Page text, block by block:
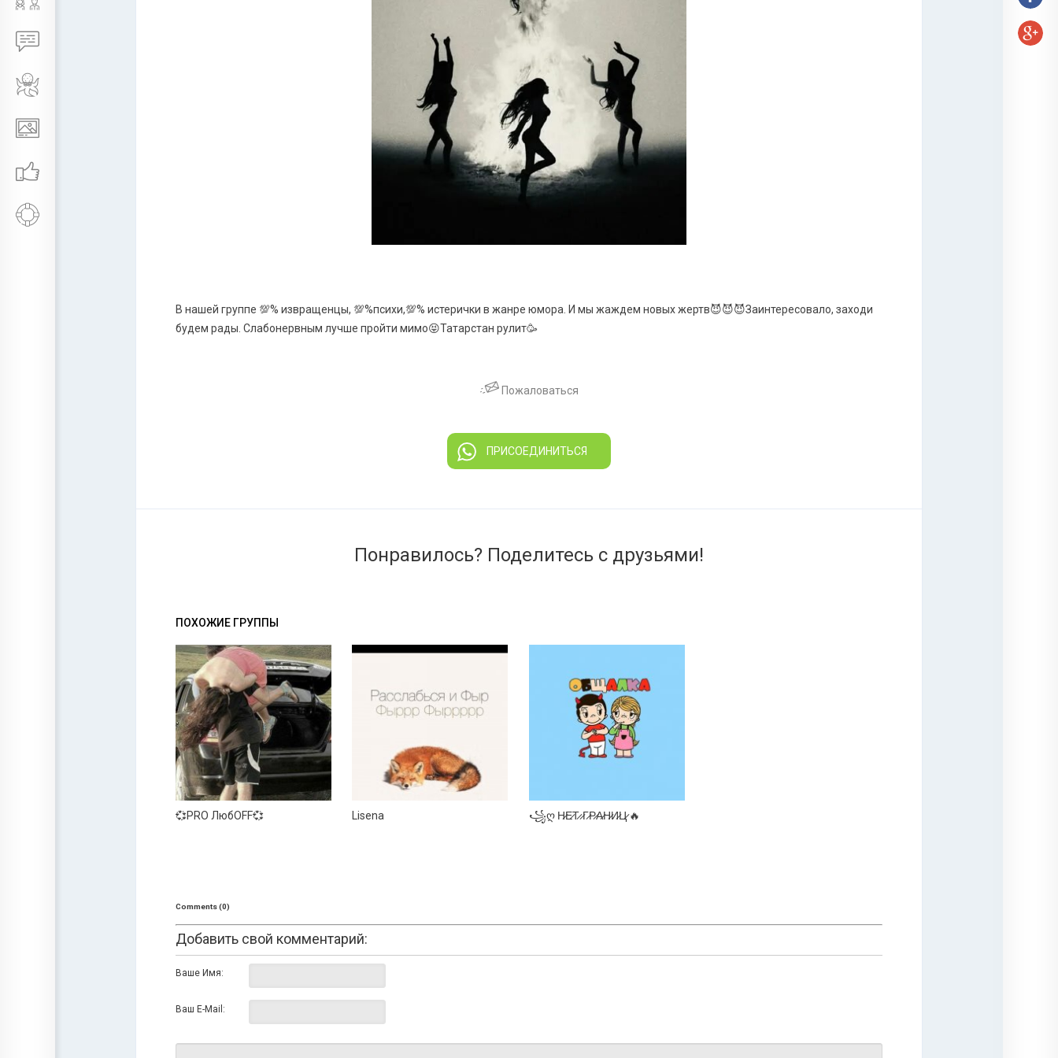
В нашей группе 💯% извращенцы, 💯%психи,💯% истерички в жанре юмора. И мы жаждем новых жертв😈😈😈Заинтересовало, заходи
будем рады. Слабонервным лучше пройти мимо😝Татарстан рулит🥳
Пожаловаться
ПРИСОЕДИНИТЬСЯ
Понравилось? Поделитесь с друзьями!
ПОХОЖИЕ ГРУППЫ
💞PRO ЛюбOFF💞 Lisena ꧁ღ Н̷Е̷Т̷ ̷Г̷Р̷А̷Н̷И̷Ц̷ 🔥
Comments (0)
Добавить свой комментарий:
Ваше Имя:
Ваш E-Mail: